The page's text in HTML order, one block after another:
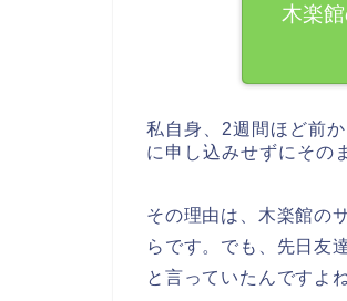
木楽
私自身、2週間ほど前
に申し込みせずにその
その理由は、木楽館の
らです。でも、先日友
と言っていたんですよね